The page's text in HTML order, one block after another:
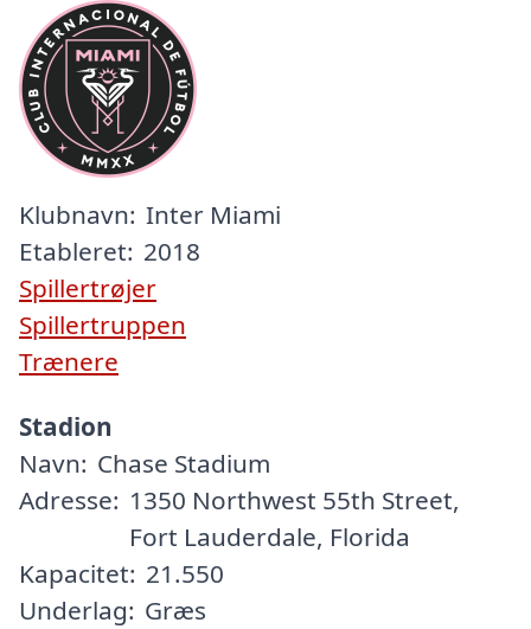
Klubnavn: Inter Miami
Etableret: 2018
Spillertrøjer
Spillertruppen
Trænere
Stadion
Navn: Chase Stadium
Adresse: 1350 Northwest 55th Street,
Fort Lauderdale, Florida
Kapacitet: 21.550
Underlag: Græs